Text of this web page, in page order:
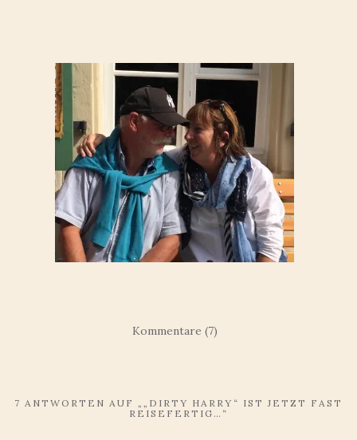
Kommentare (7)
7 ANTWORTEN AUF „„DIRTY HARRY“ IST JETZT FAST
REISEFERTIG…“